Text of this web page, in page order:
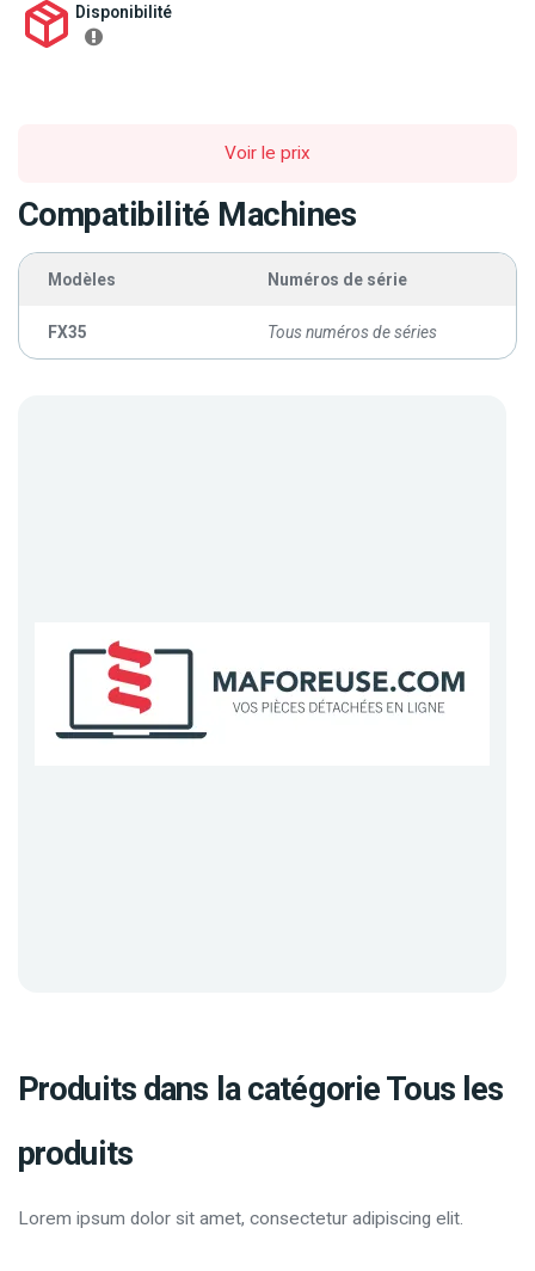
Disponibilité
Voir le prix
Compatibilité Machines
Modèles Numéros de série
FX35 Tous numéros de séries
Produits dans la catégorie Tous les
produits
Lorem ipsum dolor sit amet, consectetur adipiscing elit.